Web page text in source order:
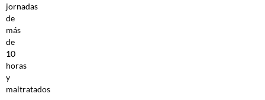
jornadas
de
más
de
10
horas
y
maltratados